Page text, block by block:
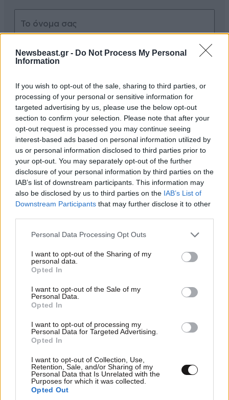
Newsbeast.gr - Do Not Process My Personal
Information
If you wish to opt-out of the sale, sharing to third parties, or
processing of your personal or sensitive information for
targeted advertising by us, please use the below opt-out
section to confirm your selection. Please note that after your
opt-out request is processed you may continue seeing
interest-based ads based on personal information utilized by
us or personal information disclosed to third parties prior to
your opt-out. You may separately opt-out of the further
disclosure of your personal information by third parties on the
IAB’s list of downstream participants. This information may
also be disclosed by us to third parties on the IAB’s List of
Downstream Participants that may further disclose it to other
Please note that this website/app uses one or more Google
not limited to your visit or usage behaviour. You may click to
grant or deny consent to Google and its third-party tags to
use your data for below specified purposes in below Google
consent section.
Personal Data Processing Opt Outs
I want to opt-out of the Sharing of my
personal data.
Opted In
I want to opt-out of the Sale of my
Personal Data.
Opted In
I want to opt-out of processing my
Personal Data for Targeted Advertising.
Opted In
I want to opt-out of Collection, Use,
Retention, Sale, and/or Sharing of my
Personal Data that Is Unrelated with the
Purposes for which it was collected.
Opted Out
Xαρακτήρες: 0/1000
Διαβάστε και ακολουθήστε τους κανόνες σχολιασμού
ΠΡΟΣΘΗΚΗ
TRENDING
«Κάηκε το σπίτι μας στην Ελλάδα λίγο πριν
μετακομίσουμε»: Απαρηγόρητη η οικογένεια
από τη Βρετανία που είδε το όνειρο ζωής να